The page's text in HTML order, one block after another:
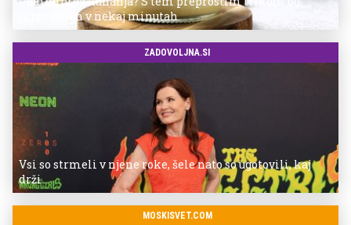
pripravljen v nekaj minutah
ZADOVOLJNA.SI
Vsi so strmeli v njene roke, šele nato so ugotovili, kaj
drži
MOSKISVET.COM